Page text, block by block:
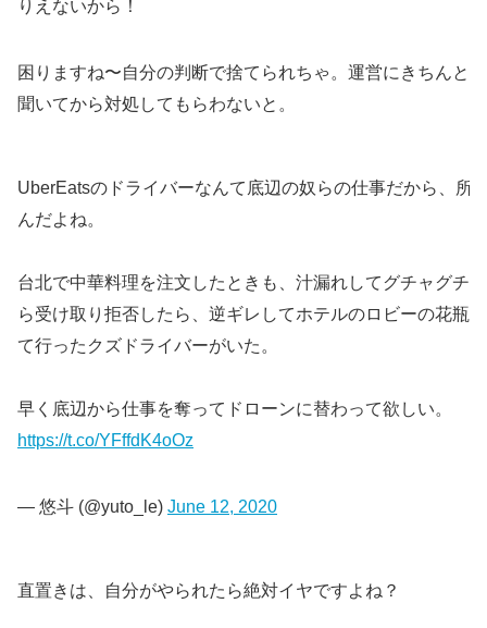
りえないから！
困りますね〜自分の判断で捨てられちゃ。運営にきちんと
聞いてから対処してもらわないと。
UberEatsのドライバーなんて底辺の奴らの仕事だから、所
んだよね。
台北で中華料理を注文したときも、汁漏れしてグチャグチ
ら受け取り拒否したら、逆ギレしてホテルのロビーの花瓶
て行ったクズドライバーがいた。
早く底辺から仕事を奪ってドローンに替わって欲しい。
https://t.co/YFffdK4oOz
— 悠斗 (@yuto_le) June 12, 2020
直置きは、自分がやられたら絶対イヤですよね？